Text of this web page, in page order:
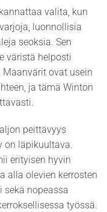
valita, kun
luonnollisia
seoksia. Sen
väristä helposti
ovat usein
ja tämä Winton
peittävyys
on läpikuultava.
erityisen hyvin
alla olevien kerrosten
sekä nopeassa
työssä.